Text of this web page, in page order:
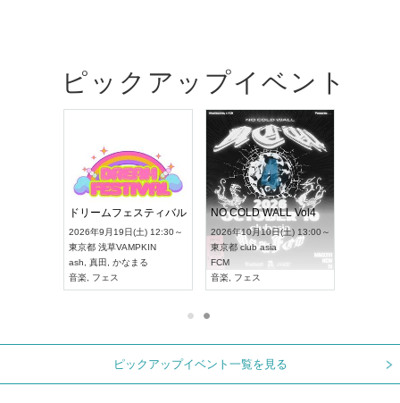
ピックアップイベント
ドリームフェスティバル
2026年9月19日(土) 12:30～
東京都 浅草VAMPKIN
ash
真田
かなまる
音楽
フェス
NO COLD WALL Vol4
2026年10月10日(土) 13:00～
東京都 club asia
FCM
音楽
フェス
ピックアップイベント一覧を見る